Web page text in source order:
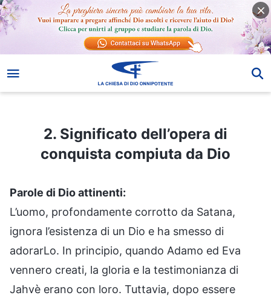
2. Significato dell’opera di conquista compiuta da Dio
2. Significato dell’opera di
conquista compiuta da Dio
Parole di Dio attinenti:
L’uomo, profondamente corrotto da Satana,
ignora l’esistenza di un Dio e ha smesso di
adorarLo. In principio, quando Adamo ed Eva
vennero creati, la gloria e la testimonianza di
Jahvè erano con loro. Tuttavia, dopo essere